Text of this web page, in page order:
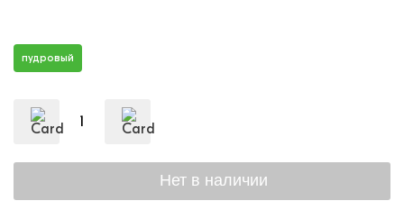
пудровый